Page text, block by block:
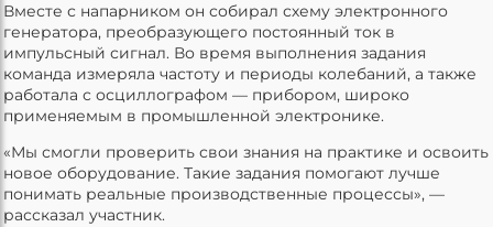
Вместе с напарником он собирал схему электронного
генератора, преобразующего постоянный ток в
импульсный сигнал. Во время выполнения задания
команда измеряла частоту и периоды колебаний, а также
работала с осциллографом — прибором, широко
применяемым в промышленной электронике.
«Мы смогли проверить свои знания на практике и освоить
новое оборудование. Такие задания помогают лучше
понимать реальные производственные процессы», —
рассказал участник.